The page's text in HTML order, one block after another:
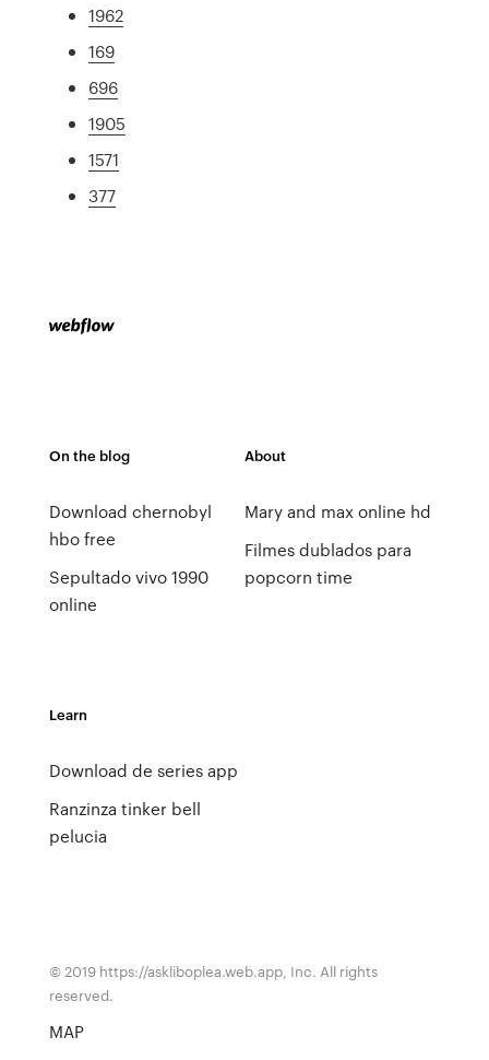
1962
169
696
1905
1571
377
On the blog
Download chernobyl
hbo free
Sepultado vivo 1990
online
About
Mary and max online hd
Filmes dublados para
popcorn time
Learn
Download de series app
Ranzinza tinker bell
pelucia
© 2019 https://askliboplea.web.app, Inc. All rights
reserved.
MAP